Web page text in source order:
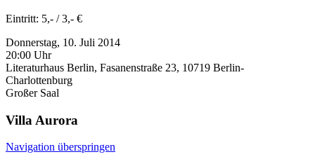
Eintritt: 5,- / 3,- €
Donnerstag, 10. Juli 2014
20:00 Uhr
Literaturhaus Berlin, Fasanenstraße 23, 10719 Berlin-
Charlottenburg
Großer Saal
Villa Aurora
Navigation überspringen